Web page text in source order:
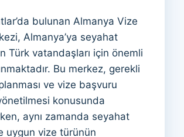
bulunan Almanya Vize
Almanya’ya seyahat
Türk vatandaşları için önemli
Bu merkez, gerekli
ve vize başvuru
konusunda
aynı zamanda seyahat
uygun vize türünün